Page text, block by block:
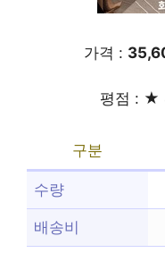
가격 :
평점 : ★
구분
수량
배송비